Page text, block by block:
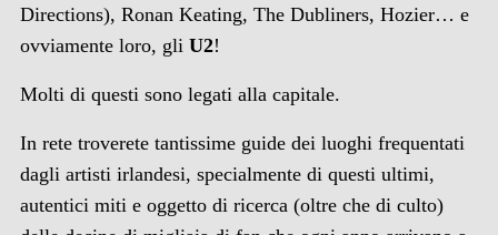
Directions), Ronan Keating, The Dubliners, Hozier… e
ovviamente loro, gli U2!
Molti di questi sono legati alla capitale.
In rete troverete tantissime guide dei luoghi frequentati
dagli artisti irlandesi, specialmente di questi ultimi,
autentici miti e oggetto di ricerca (oltre che di culto)